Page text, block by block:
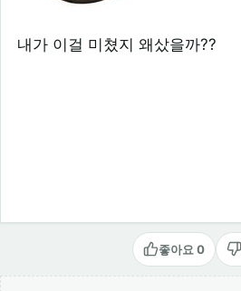
내가 이걸 미쳤지 왜샀을까??
좋아요 0